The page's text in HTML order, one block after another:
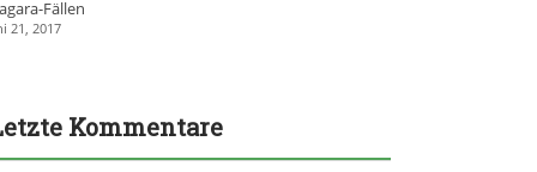
Fällen
21, 2017
Kommentare